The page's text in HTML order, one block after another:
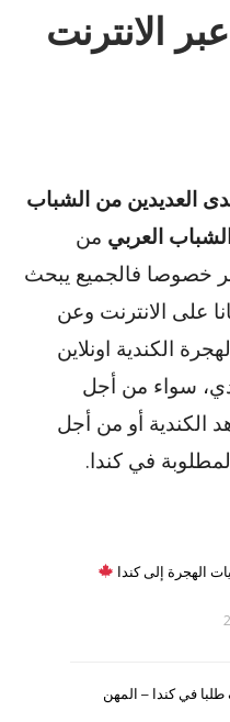
الانترنت
العديدين من الشباب
العربي من
خصوصا فالجميع يبحث
على الانترنت وعن
الكندية اونلاين
سواء من أجل
الكندية أو من أجل
في كندا.
الهجرة إلى كندا
طلبا في كندا – المهن